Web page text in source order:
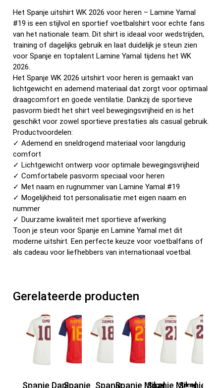
Het Spanje uitshirt WK 2026 voor heren – Lamine Yamal
#19 is een stijlvol en sportief voetbalshirt voor echte fans
van het nationale team. Dit shirt is ideaal voor wedstrijden,
training of dagelijks gebruik en laat duidelijk je steun zien
voor Spanje en toptalent Lamine Yamal tijdens het WK
2026.
Het Spanje WK 2026 uitshirt voor heren is gemaakt van
lichtgewicht en ademend materiaal dat zorgt voor optimaal
draagcomfort en goede ventilatie. Dankzij de sportieve
pasvorm biedt het shirt veel bewegingsvrijheid en is het
geschikt voor zowel sportieve prestaties als casual gebruik.
Productvoordelen:
✓ Ademend en sneldrogend materiaal voor langdurig
comfort
✓ Lichtgewicht ontwerp voor optimale bewegingsvrijheid
✓ Comfortabele pasvorm speciaal voor heren
✓ Met naam en rugnummer van Lamine Yamal #19
✓ Mogelijkheid tot personalisatie met eigen naam en
nummer
✓ Duurzame kwaliteit met sportieve afwerking
Toon je steun voor Spanje en Lamine Yamal met dit
moderne uitshirt. Een perfecte keuze voor voetbalfans of
als cadeau voor liefhebbers van internationaal voetbal.
Gerelateerde producten
Spanje DaniSpanje SpanjeSpanje MikelSpanje Mikel
Spanje